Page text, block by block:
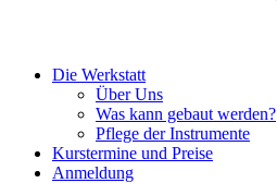
Die Werkstatt
Über Uns
Was kann gebaut werden?
Pflege der Instrumente
Kurstermine und Preise
Anmeldung